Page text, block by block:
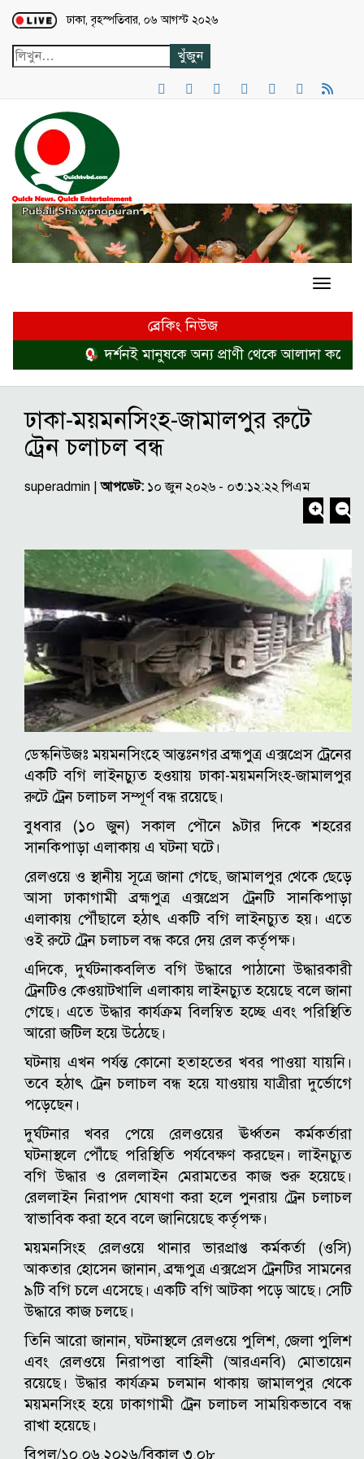
Loading...
ঢাকা, বৃহস্পতিবার, ০৬ আগস্ট ২০২৬
ব্রেকিং নিউজ
দর্শনই মানুষকে অন্য প্রাণী থেকে আলাদা করে
ঢাকা-ময়মনসিংহ-জামালপুর রুটে
ট্রেন চলাচল বন্ধ
superadmin |আপডেট: ১০ জুন ২০২৬ - ০৩:১২:২২ পিএম
ডেস্কনিউজঃ ময়মনসিংহে আন্তঃনগর ব্রহ্মপুত্র এক্সপ্রেস ট্রেনের
একটি বগি লাইনচ্যুত হওয়ায় ঢাকা-ময়মনসিংহ-জামালপুর
রুটে ট্রেন চলাচল সম্পূর্ণ বন্ধ রয়েছে।
বুধবার (১০ জুন) সকাল পৌনে ৯টার দিকে শহরের
সানকিপাড়া এলাকায় এ ঘটনা ঘটে।
রেলওয়ে ও স্থানীয় সূত্রে জানা গেছে, জামালপুর থেকে ছেড়ে
আসা ঢাকাগামী ব্রহ্মপুত্র এক্সপ্রেস ট্রেনটি সানকিপাড়া
এলাকায় পৌঁছালে হঠাৎ একটি বগি লাইনচ্যুত হয়। এতে
ওই রুটে ট্রেন চলাচল বন্ধ করে দেয় রেল কর্তৃপক্ষ।
এদিকে, দুর্ঘটনাকবলিত বগি উদ্ধারে পাঠানো উদ্ধারকারী
ট্রেনটিও কেওয়াটখালি এলাকায় লাইনচ্যুত হয়েছে বলে জানা
গেছে। এতে উদ্ধার কার্যক্রম বিলম্বিত হচ্ছে এবং পরিস্থিতি
আরো জটিল হয়ে উঠেছে।
ঘটনায় এখন পর্যন্ত কোনো হতাহতের খবর পাওয়া যায়নি।
তবে হঠাৎ ট্রেন চলাচল বন্ধ হয়ে যাওয়ায় যাত্রীরা দুর্ভোগে
পড়েছেন।
দুর্ঘটনার খবর পেয়ে রেলওয়ের ঊর্ধ্বতন কর্মকর্তারা
ঘটনাস্থলে পৌঁছে পরিস্থিতি পর্যবেক্ষণ করছেন। লাইনচ্যুত
বগি উদ্ধার ও রেললাইন মেরামতের কাজ শুরু হয়েছে।
রেললাইন নিরাপদ ঘোষণা করা হলে পুনরায় ট্রেন চলাচল
স্বাভাবিক করা হবে বলে জানিয়েছে কর্তৃপক্ষ।
ময়মনসিংহ রেলওয়ে থানার ভারপ্রাপ্ত কর্মকর্তা (ওসি)
আকতার হোসেন জানান, ব্রহ্মপুত্র এক্সপ্রেস ট্রেনটির সামনের
৯টি বগি চলে এসেছে। একটি বগি আটকা পড়ে আছে। সেটি
উদ্ধারে কাজ চলছে।
তিনি আরো জানান, ঘটনাস্থলে রেলওয়ে পুলিশ, জেলা পুলিশ
এবং রেলওয়ে নিরাপত্তা বাহিনী (আরএনবি) মোতায়েন
রয়েছে। উদ্ধার কার্যক্রম চলমান থাকায় জামালপুর থেকে
ময়মনসিংহ হয়ে ঢাকাগামী ট্রেন চলাচল সাময়িকভাবে বন্ধ
রাখা হয়েছে।
বিপুল/১০.০৬.২০২৬/বিকাল ৩.০৮